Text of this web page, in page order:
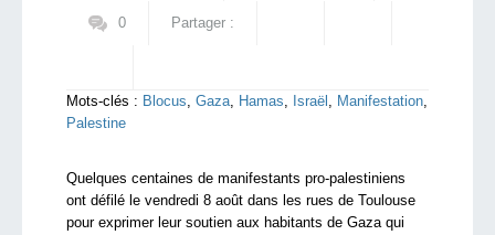
0 Partager :
Mots-clés : Blocus, Gaza, Hamas, Israël , Manifestation,
Palestine
Quelques centaines de manifestants pro-palestiniens
ont défilé le vendredi 8 août dans les rues de Toulouse
pour exprimer leur soutien aux habitants de Gaza qui